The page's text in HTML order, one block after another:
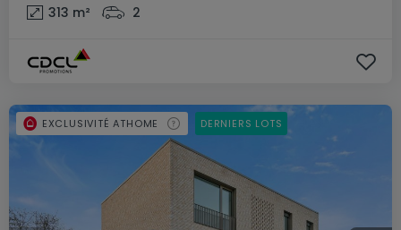
313 m² 2
EXCLUSIVITÉ ATHOME DERNIERS LOTS